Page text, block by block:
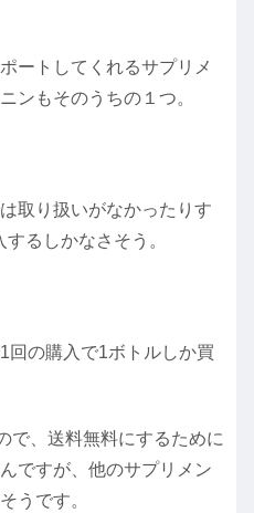
ートしてくれるサプリメ
ンもそのうちの１つ。
取り扱いがなかったりす
るしかなさそう。
回の購入で1ボトルしか買
で、送料無料にするために
ですが、他のサプリメン
うです。